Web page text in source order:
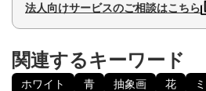
法人向けサービスのご相談はこちら
関連するキーワード
ホワイト 青 抽象画 花